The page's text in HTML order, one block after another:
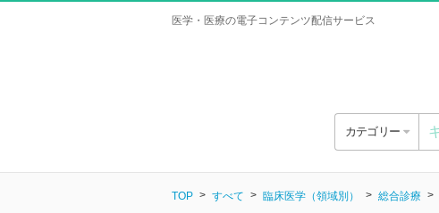
医学・医療の電子コンテンツ配信サービス
カテゴリー
TOP すべて 臨床医学（領域別） 総合診療